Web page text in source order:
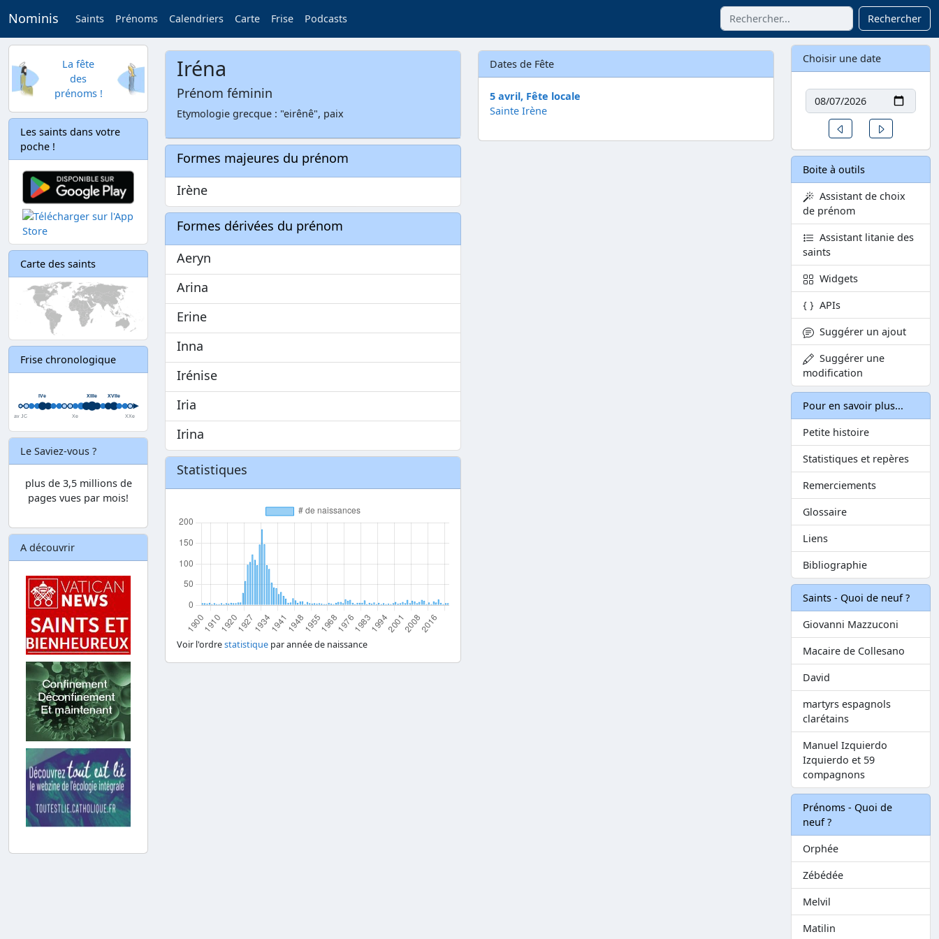
Nominis Saints Prénoms Calendriers Carte Frise Podcasts Rechercher
La fête
des
prénoms !
Les saints dans votre
poche !
Carte des saints
Frise chronologique
Le Saviez-vous ?
plus de 3,5 millions de
pages vues par mois!
A découvrir
Iréna
Prénom féminin
Etymologie grecque : "eirênê", paix
Formes majeures du prénom
Irène
Formes dérivées du prénom
Aeryn
Arina
Erine
Inna
Irénise
Iria
Irina
Statistiques
Voir l'ordrestatistique par année de naissance
Dates de Fête
5 avril, Fête locale
Sainte Irène
Choisir une date
Date
Un jour avant
Boite à outils
Assistant de choix
de prénom
Assistant litanie des
saints
Widgets
APIs
Suggérer un ajout
Suggérer une
modification
Pour en savoir plus...
Petite histoire
Statistiques et repères
Remerciements
Glossaire
Liens
Bibliographie
Saints - Quoi de neuf ?
Giovanni Mazzuconi
Macaire de Collesano
David
martyrs espagnols
clarétains
Manuel Izquierdo
Izquierdo et 59
compagnons
Prénoms - Quoi de
neuf ?
Orphée
Zébédée
Melvil
Matilin